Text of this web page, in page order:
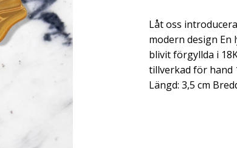
Låt oss
modern design
blivit förgyllda i
tillverkad för hand
Längd: 3,5 cm